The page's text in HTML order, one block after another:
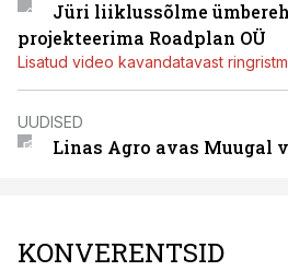
Jüri liiklussõlme
projekteerima Roadplan OÜ
Lisatud video kavandatavast
UUDISED
Linas Agro avas Muugal
KONVERENTSID